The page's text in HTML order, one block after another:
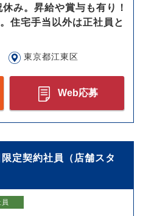
み。昇給や賞与も有り！
住宅手当以外は正社員と
東京都江東区
Web応募
定契約社員（店舗スタ